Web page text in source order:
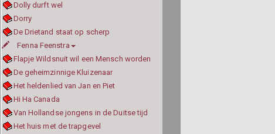
Dolly durft wel
Dorry
De Drietand staat op scherp
Fenna Feenstra
Flapje Wildsnuit wil een Mensch worden
De geheimzinnige Kluizenaar
Het heldenlied van Jan en Piet
Hi Ha Canada
Van Hollandse jongens in de Duitse tijd
Het huis met de trapgevel